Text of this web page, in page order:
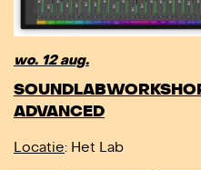
wo. 12 aug.
ADVANCED
Locatie: Het Lab